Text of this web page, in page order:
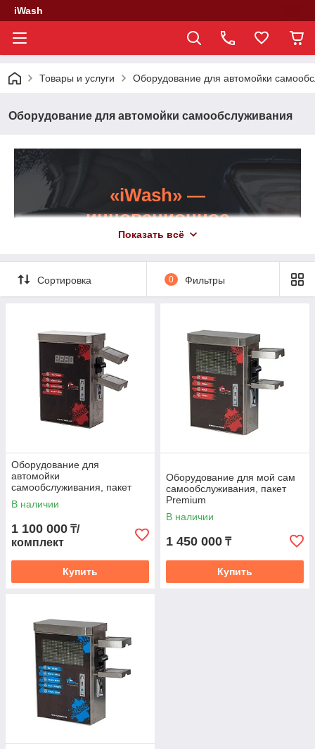
iWash
Товары и услуги Оборудование для автомойки
Оборудование для автомойки самообслуживания
«iWash» —
инновационное
оборудование для
автомоек
самообслуживания
качественной и долговечной
аппаратуры для моек
самообслуживания с установкой в
Компания специализируется на производстве,
реализации, а также установке
инновационных аппаратов для моек
самообслуживания. Гарантируем высокий
сервис, достойное качество, а также
доступные цены. В онлайн каталоге
представлен широкий ассортимент надежного
оборудования для автомоек
самообслуживания в виде комплексов эконом,
подберете оптимальный для себя вариант.
Сотрудничаем с детейлинг студиями,
автомоечными комплексами и частными
автолюбителями. Купить аппаратуру можно с
доставкой по всей территории РК.
Ознакомиться с ассортиментом
Показать всё
Сортировка 0 Фильтры
Оборудование для
автомойки
самообслуживания, пакет
Standard
В наличии
1 100 000 ₸/
комплект
Купить
Оборудование для мой сам
самообслуживания, пакет
Premium
В наличии
1 450 000 ₸
Купить